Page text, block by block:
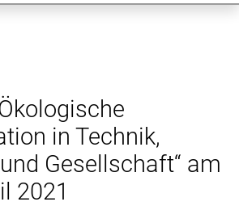
in Technik,
Gesellschaft“ am
2021